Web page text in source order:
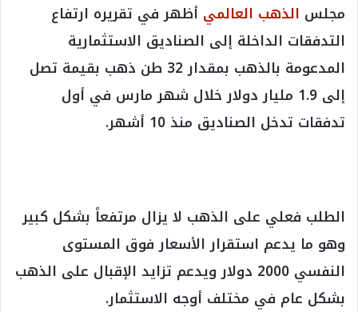
مجلس الذهب العالمي أظهر في تقريره ارتفاع
التدفقات الداخلة إلى الصناديق الاستثمارية
المدعومة بالذهب بمقدار 32 طن ذهب بقيمة تصل
إلى 1.9 مليار دولار خلال شهر مارس في أول
تدفقات تدخل الصناديق منذ 10 أشهر.
الطلب فعلي على الذهب لا يزال مرتفعاً بشكل كبير
وهو ما يدعم استقرار الأسعار فوق المستوى
النفسي 2000 دولار ويدعم تزايد الإقبال على الذهب
بشكل عام في مختلف أوجه الاستثمار.